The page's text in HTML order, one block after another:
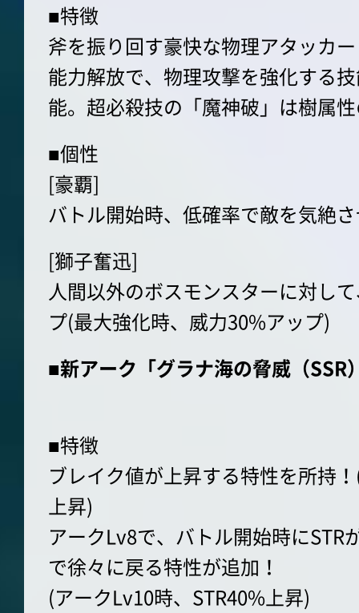
■特徴
斧を振り回す豪快な物理アタッカ
能力解放で、物理攻撃を強化する
能。超必殺技の「魔神破」は樹属
■個性
[豪覇]
バトル開始時、低確率で敵を気絶
[獅子奮迅]
人間以外のボスモンスターに対し
プ(最大強化時、威力30%アップ)
■新アーク「グラナ海の脅威（SSR
■特徴
ブレイク値が上昇する特性を所持
上昇)
アークLv8で、バトル開始時にSTR
で徐々に戻る特性が追加！
(アークLv10時、STR40%上昇)